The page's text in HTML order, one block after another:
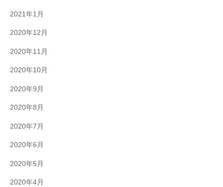
2021年1月
2020年12月
2020年11月
2020年10月
2020年9月
2020年8月
2020年7月
2020年6月
2020年5月
2020年4月